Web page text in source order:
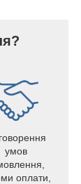
умов
оплати,